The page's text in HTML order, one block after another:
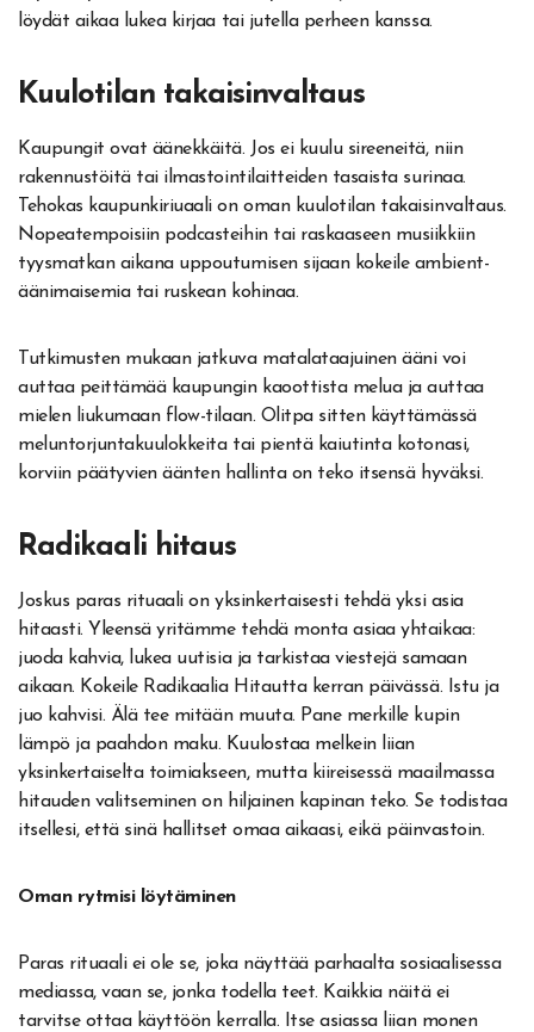
löydät aikaa lukea kirjaa tai jutella perheen kanssa.
Kuulotilan takaisinvaltaus
Kaupungit ovat äänekkäitä. Jos ei kuulu sireeneitä, niin
rakennustöitä tai ilmastointilaitteiden tasaista surinaa.
Tehokas kaupunkiriuaali on oman kuulotilan takaisinvaltaus.
Nopeatempoisiin podcasteihin tai raskaaseen musiikkiin
tyysmatkan aikana uppoutumisen sijaan kokeile ambient-
äänimaisemia tai ruskean kohinaa.
Tutkimusten mukaan jatkuva matalataajuinen ääni voi
auttaa peittämää kaupungin kaoottista melua ja auttaa
mielen liukumaan flow-tilaan. Olitpa sitten käyttämässä
meluntorjuntakuulokkeita tai pientä kaiutinta kotonasi,
korviin päätyvien äänten hallinta on teko itsensä hyväksi.
Radikaali hitaus
Joskus paras rituaali on yksinkertaisesti tehdä yksi asia
hitaasti. Yleensä yritämme tehdä monta asiaa yhtaikaa:
juoda kahvia, lukea uutisia ja tarkistaa viestejä samaan
aikaan. Kokeile Radikaalia Hitautta kerran päivässä. Istu ja
juo kahvisi. Älä tee mitään muuta. Pane merkille kupin
lämpö ja paahdon maku. Kuulostaa melkein liian
yksinkertaiselta toimiakseen, mutta kiireisessä maailmassa
hitauden valitseminen on hiljainen kapinan teko. Se todistaa
itsellesi, että sinä hallitset omaa aikaasi, eikä päinvastoin.
Oman rytmisi löytäminen
Paras rituaali ei ole se, joka näyttää parhaalta sosiaalisessa
mediassa, vaan se, jonka todella teet. Kaikkia näitä ei
tarvitse ottaa käyttöön kerralla. Itse asiassa liian monen